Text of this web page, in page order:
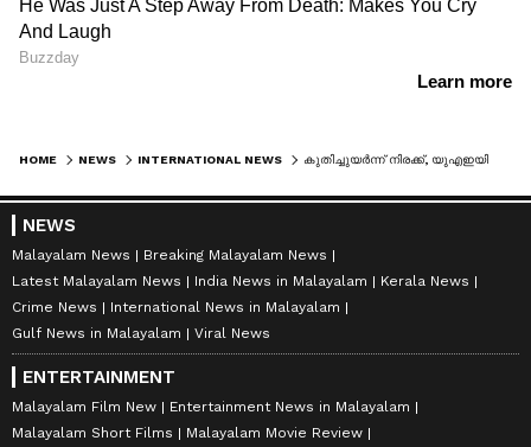
HOME NEWS INTERNATIONAL NEWS
NEWS
Malayalam News
Breaking Malayalam News
Latest Malayalam News
India News in Malayalam
Kerala News
Crime News
International News in Malayalam
Gulf News in Malayalam
Viral News
ENTERTAINMENT
Malayalam Film New
Entertainment News in Malayalam
Malayalam Short Films
Malayalam Movie Review